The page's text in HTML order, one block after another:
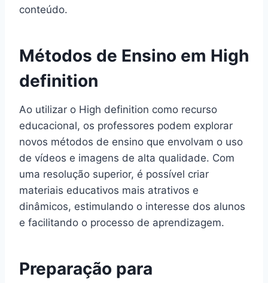
conteúdo.
Métodos de Ensino em High
definition
Ao utilizar o High definition como recurso
educacional, os professores podem explorar
novos métodos de ensino que envolvam o uso
de vídeos e imagens de alta qualidade. Com
uma resolução superior, é possível criar
materiais educativos mais atrativos e
dinâmicos, estimulando o interesse dos alunos
e facilitando o processo de aprendizagem.
Preparação para